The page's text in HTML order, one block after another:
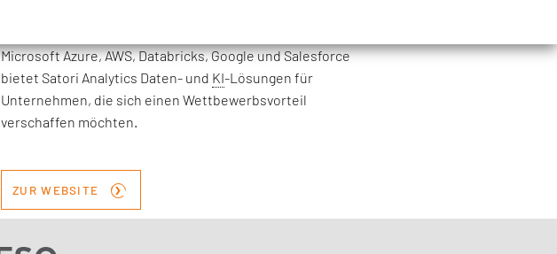
Microsoft Azure, AWS, Databricks, Google und Salesforce
bietet Satori Analytics Daten- und KI-Lösungen für
Unternehmen, die sich einen Wettbewerbsvorteil
verschaffen möchten.
ZUR WEBSITE ›